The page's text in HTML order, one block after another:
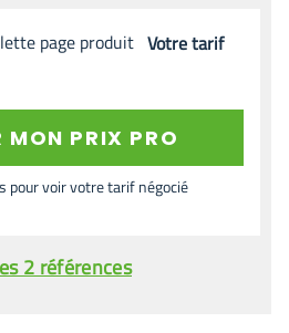
Votre tarif
MON PRIX PRO
pour voir votre tarif négocié
2 références